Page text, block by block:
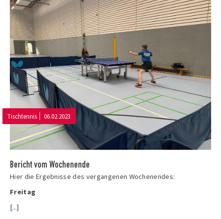
Tischtennis 06.02.2023
Bericht vom Wochenende
Hier die Ergebnisse des vergangenen Wochenendes:
Freitag
[...]